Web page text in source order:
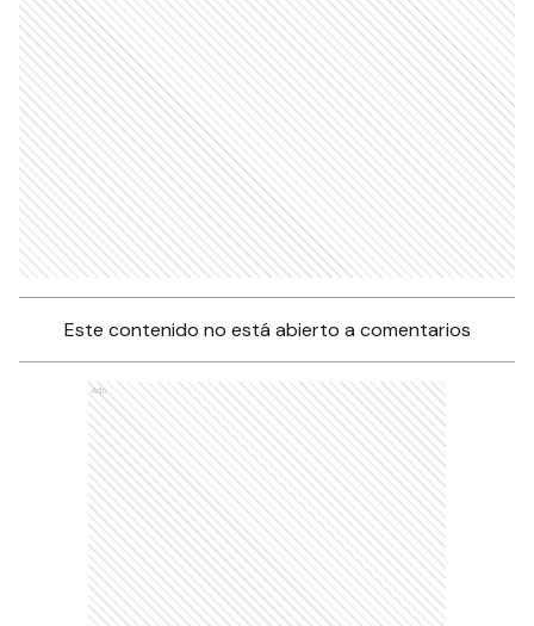
Este contenido no está abierto a comentarios
Ads